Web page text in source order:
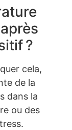
?
cela,
de la
dans la
ou des